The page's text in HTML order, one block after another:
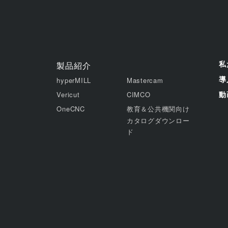
製品紹介
hyperMILL
Vericut
OneCNC
Mastercam
CIMCO
教育＆公共機関向け
カタログダウンロー
ド